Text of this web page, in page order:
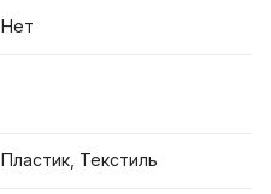
Нет
Пластик, Текстиль